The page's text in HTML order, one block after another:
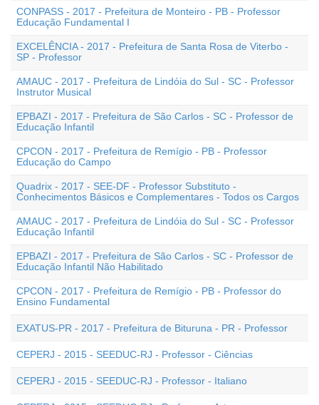
CONPASS - 2017 - Prefeitura de Monteiro - PB - Professor
Educação Fundamental I
EXCELÊNCIA - 2017 - Prefeitura de Santa Rosa de Viterbo -
SP - Professor
AMAUC - 2017 - Prefeitura de Lindóia do Sul - SC - Professor
Instrutor Musical
EPBAZI - 2017 - Prefeitura de São Carlos - SC - Professor de
Educação Infantil
CPCON - 2017 - Prefeitura de Remígio - PB - Professor
Educação do Campo
Quadrix - 2017 - SEE-DF - Professor Substituto -
Conhecimentos Básicos e Complementares - Todos os Cargos
AMAUC - 2017 - Prefeitura de Lindóia do Sul - SC - Professor
Educação Infantil
EPBAZI - 2017 - Prefeitura de São Carlos - SC - Professor de
Educação Infantil Não Habilitado
CPCON - 2017 - Prefeitura de Remígio - PB - Professor do
Ensino Fundamental
EXATUS-PR - 2017 - Prefeitura de Bituruna - PR - Professor
CEPERJ - 2015 - SEEDUC-RJ - Professor - Ciências
CEPERJ - 2015 - SEEDUC-RJ - Professor - Italiano